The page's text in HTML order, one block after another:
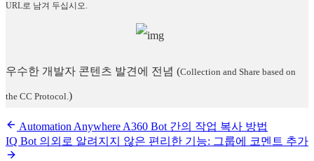
URL로 남겨 두십시오.
우수한 개발자 콘텐츠 발견에 전념 (Collection and Share based on
the CC Protocol.)
Automation Anywhere A360 Bot 간의 작업 복사 방법
IQ Bot 의외로 알려지지 않은 편리한 기능: 그룹에 코멘트 추가